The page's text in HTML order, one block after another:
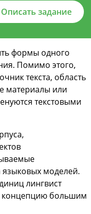
Описать задание
формы одного
Помимо этого,
текста, область
материалы или
текстовыми
языковых моделей.
лингвист
концепцию большим